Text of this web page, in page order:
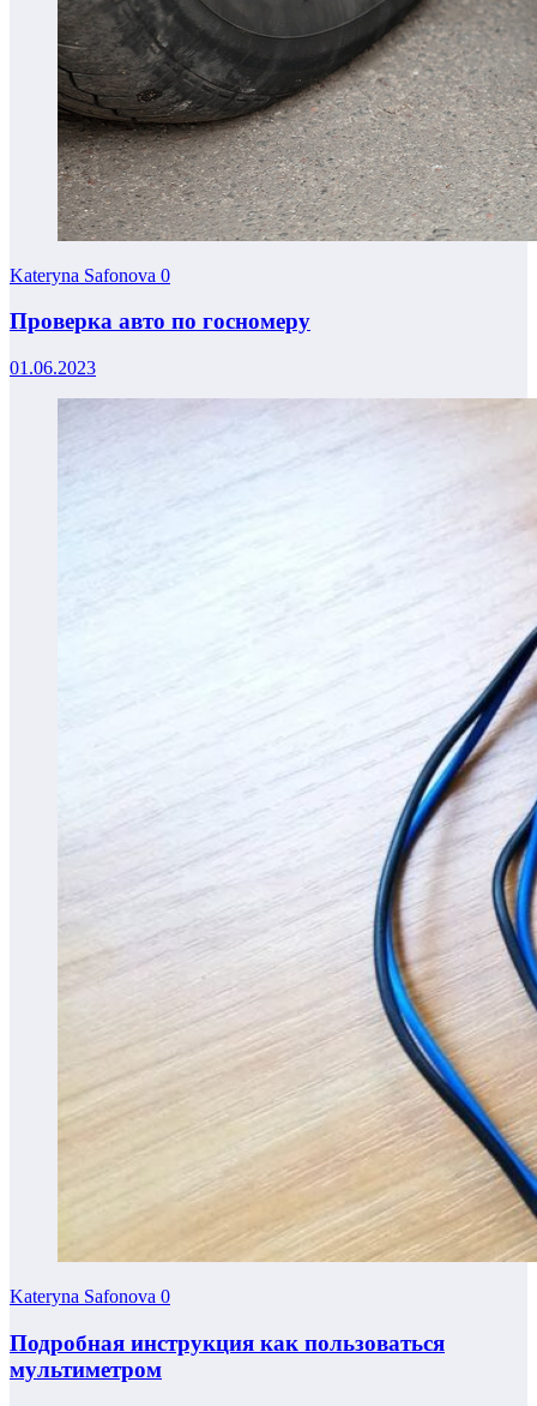
Kateryna Safonova 0
Проверка авто по госномеру
01.06.2023
Kateryna Safonova 0
Подробная инструкция как пользоваться
мультиметром